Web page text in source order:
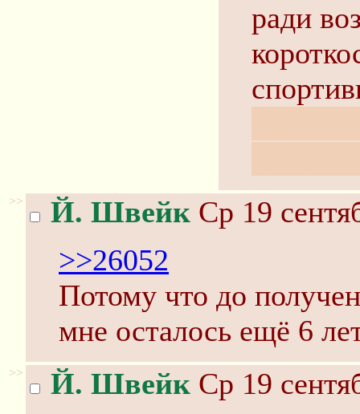
ради
>> Й. Швейк Ср 19
>>26052
Потому что до
мне осталось ещё 6
>> Й. Швейк Ср 19